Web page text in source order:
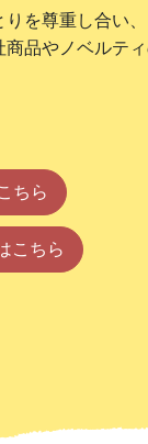
を尊重し合い
品やノベルテ
ちら
こちら